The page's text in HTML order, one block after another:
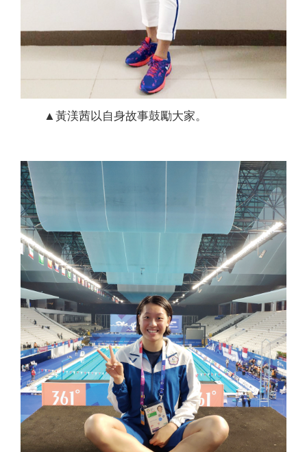
▲黃渼茜以自身故事鼓勵大家。